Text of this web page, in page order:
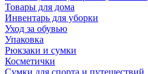
Товары для дома
Инвентарь для уборки
Уход за обувью
Упаковка
Рюкзаки и сумки
Косметички
Сумки для спорта и путешествий